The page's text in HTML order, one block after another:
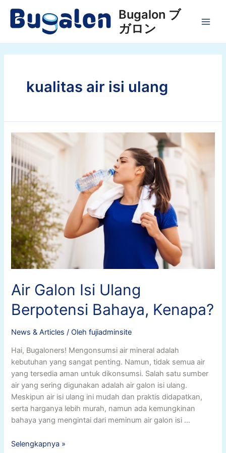
konten
Bugalon ブ
ガロン
kualitas air isi ulang
Air Galon Isi Ulang
Berpotensi Bahaya, Kenapa?
News & Articles / Olehfujiadminsite
Hai, Bugaloners! Mengonsumsi air mineral adalah
kebutuhan yang sangat penting. Namun, tidak semua air
yang tersedia aman untuk dikonsumsi. Salah satu sumber
air yang sering digunakan adalah air galon isi ulang.
Meskipun air isi ulang ini mudah dan praktis didapatkan,
serta harganya lebih murah, namun ada kemungkinan
bahaya yang mengintai dari meminum air galon isi …
Air
Selengkapnya »